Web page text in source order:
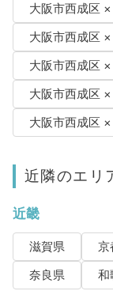
大阪市西成区
大阪市西成区
大阪市西成区
大阪市西成区
大阪市西成区
近隣のエリ
近畿
滋賀県 京
奈良県
和